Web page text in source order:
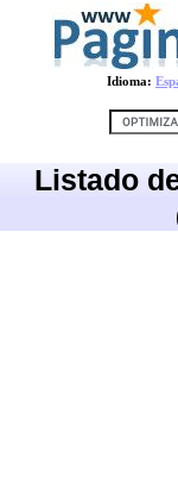
Idioma:
Listado